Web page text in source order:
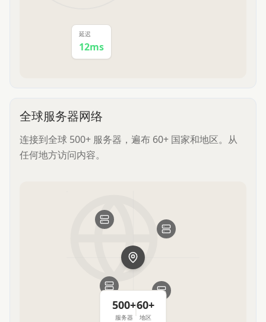
延迟
12ms
全球服务器网络
连接到全球 500+ 服务器，遍布 60+ 国家和地区。从
任何地方访问内容。
500+
服务器
60+
地区